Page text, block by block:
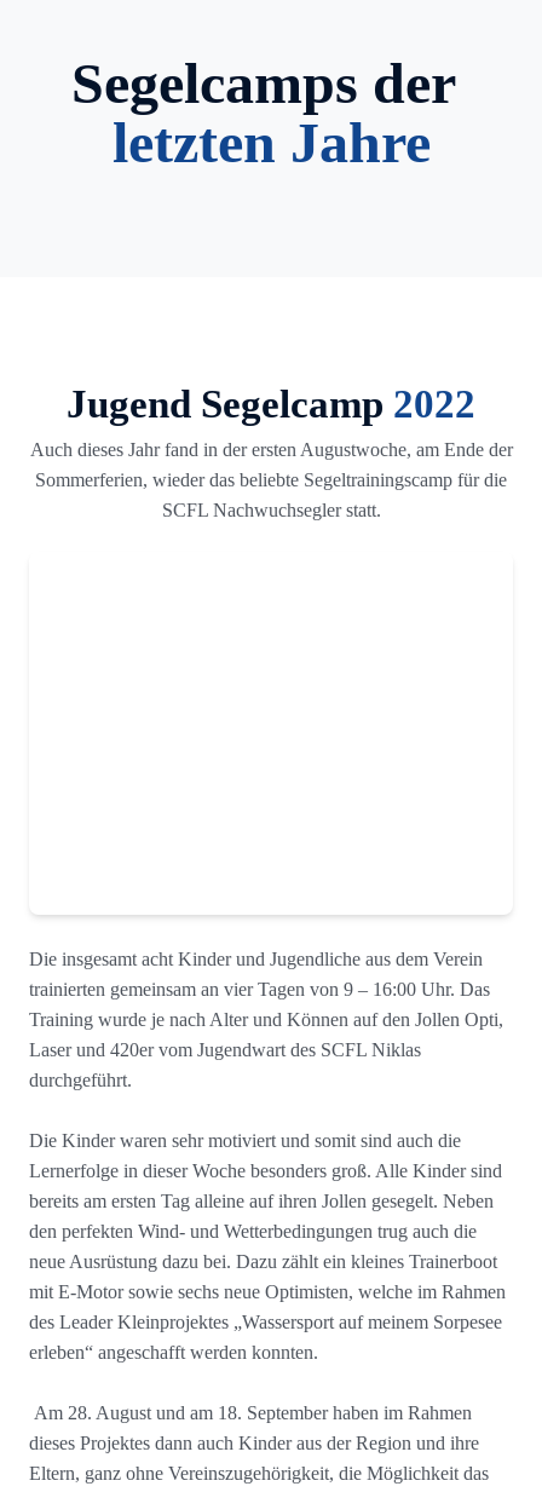
Segelcamps der
letzten Jahre
Jugend Segelcamp 2022
Auch dieses Jahr fand in der ersten Augustwoche, am Ende der
Sommerferien, wieder das beliebte Segeltrainingscamp für die
SCFL Nachwuchsegler statt.
Die insgesamt acht Kinder und Jugendliche aus dem Verein
trainierten gemeinsam an vier Tagen von 9 – 16:00 Uhr. Das
Training wurde je nach Alter und Können auf den Jollen Opti,
Laser und 420er vom Jugendwart des SCFL Niklas
durchgeführt.
Die Kinder waren sehr motiviert und somit sind auch die
Lernerfolge in dieser Woche besonders groß. Alle Kinder sind
bereits am ersten Tag alleine auf ihren Jollen gesegelt. Neben
den perfekten Wind- und Wetterbedingungen trug auch die
neue Ausrüstung dazu bei. Dazu zählt ein kleines Trainerboot
mit E-Motor sowie sechs neue Optimisten, welche im Rahmen
des Leader Kleinprojektes „Wassersport auf meinem Sorpesee
erleben“ angeschafft werden konnten.
Am 28. August und am 18. September haben im Rahmen
dieses Projektes dann auch Kinder aus der Region und ihre
Eltern, ganz ohne Vereinszugehörigkeit, die Möglichkeit das